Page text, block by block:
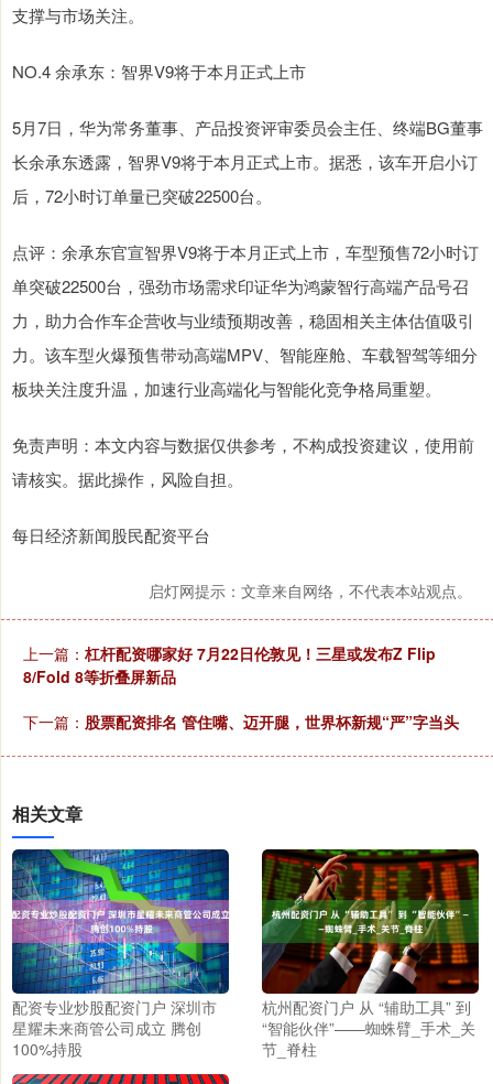
支撑与市场关注。
NO.4 余承东：智界V9将于本月正式上市
5月7日，华为常务董事、产品投资评审委员会主任、终端BG董事
长余承东透露，智界V9将于本月正式上市。据悉，该车开启小订
后，72小时订单量已突破22500台。
点评：余承东官宣智界V9将于本月正式上市，车型预售72小时订
单突破22500台，强劲市场需求印证华为鸿蒙智行高端产品号召
力，助力合作车企营收与业绩预期改善，稳固相关主体估值吸引
力。该车型火爆预售带动高端MPV、智能座舱、车载智驾等细分
板块关注度升温，加速行业高端化与智能化竞争格局重塑。
免责声明：本文内容与数据仅供参考，不构成投资建议，使用前
请核实。据此操作，风险自担。
每日经济新闻股民配资平台
启灯网提示：文章来自网络，不代表本站观点。
上一篇： 杠杆配资哪家好 7月22日伦敦见！三星或发布Z Flip
8/Fold 8等折叠屏新品
下一篇： 股票配资排名 管住嘴、迈开腿，世界杯新规“严”字当头
相关文章
配资专业炒股配资门户 深圳市
星耀未来商管公司成立 腾创
100%持股
杭州配资门户 从 “辅助工具” 到
“智能伙伴”——蜘蛛臂_手术_关
节_脊柱